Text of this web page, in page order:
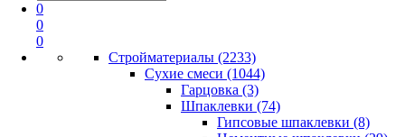
0
0
0
Стройматериалы (2233)
Сухие смеси (1044)
Гарцовка (3)
Шпаклевки (74)
Гипсовые шпаклевки (8)